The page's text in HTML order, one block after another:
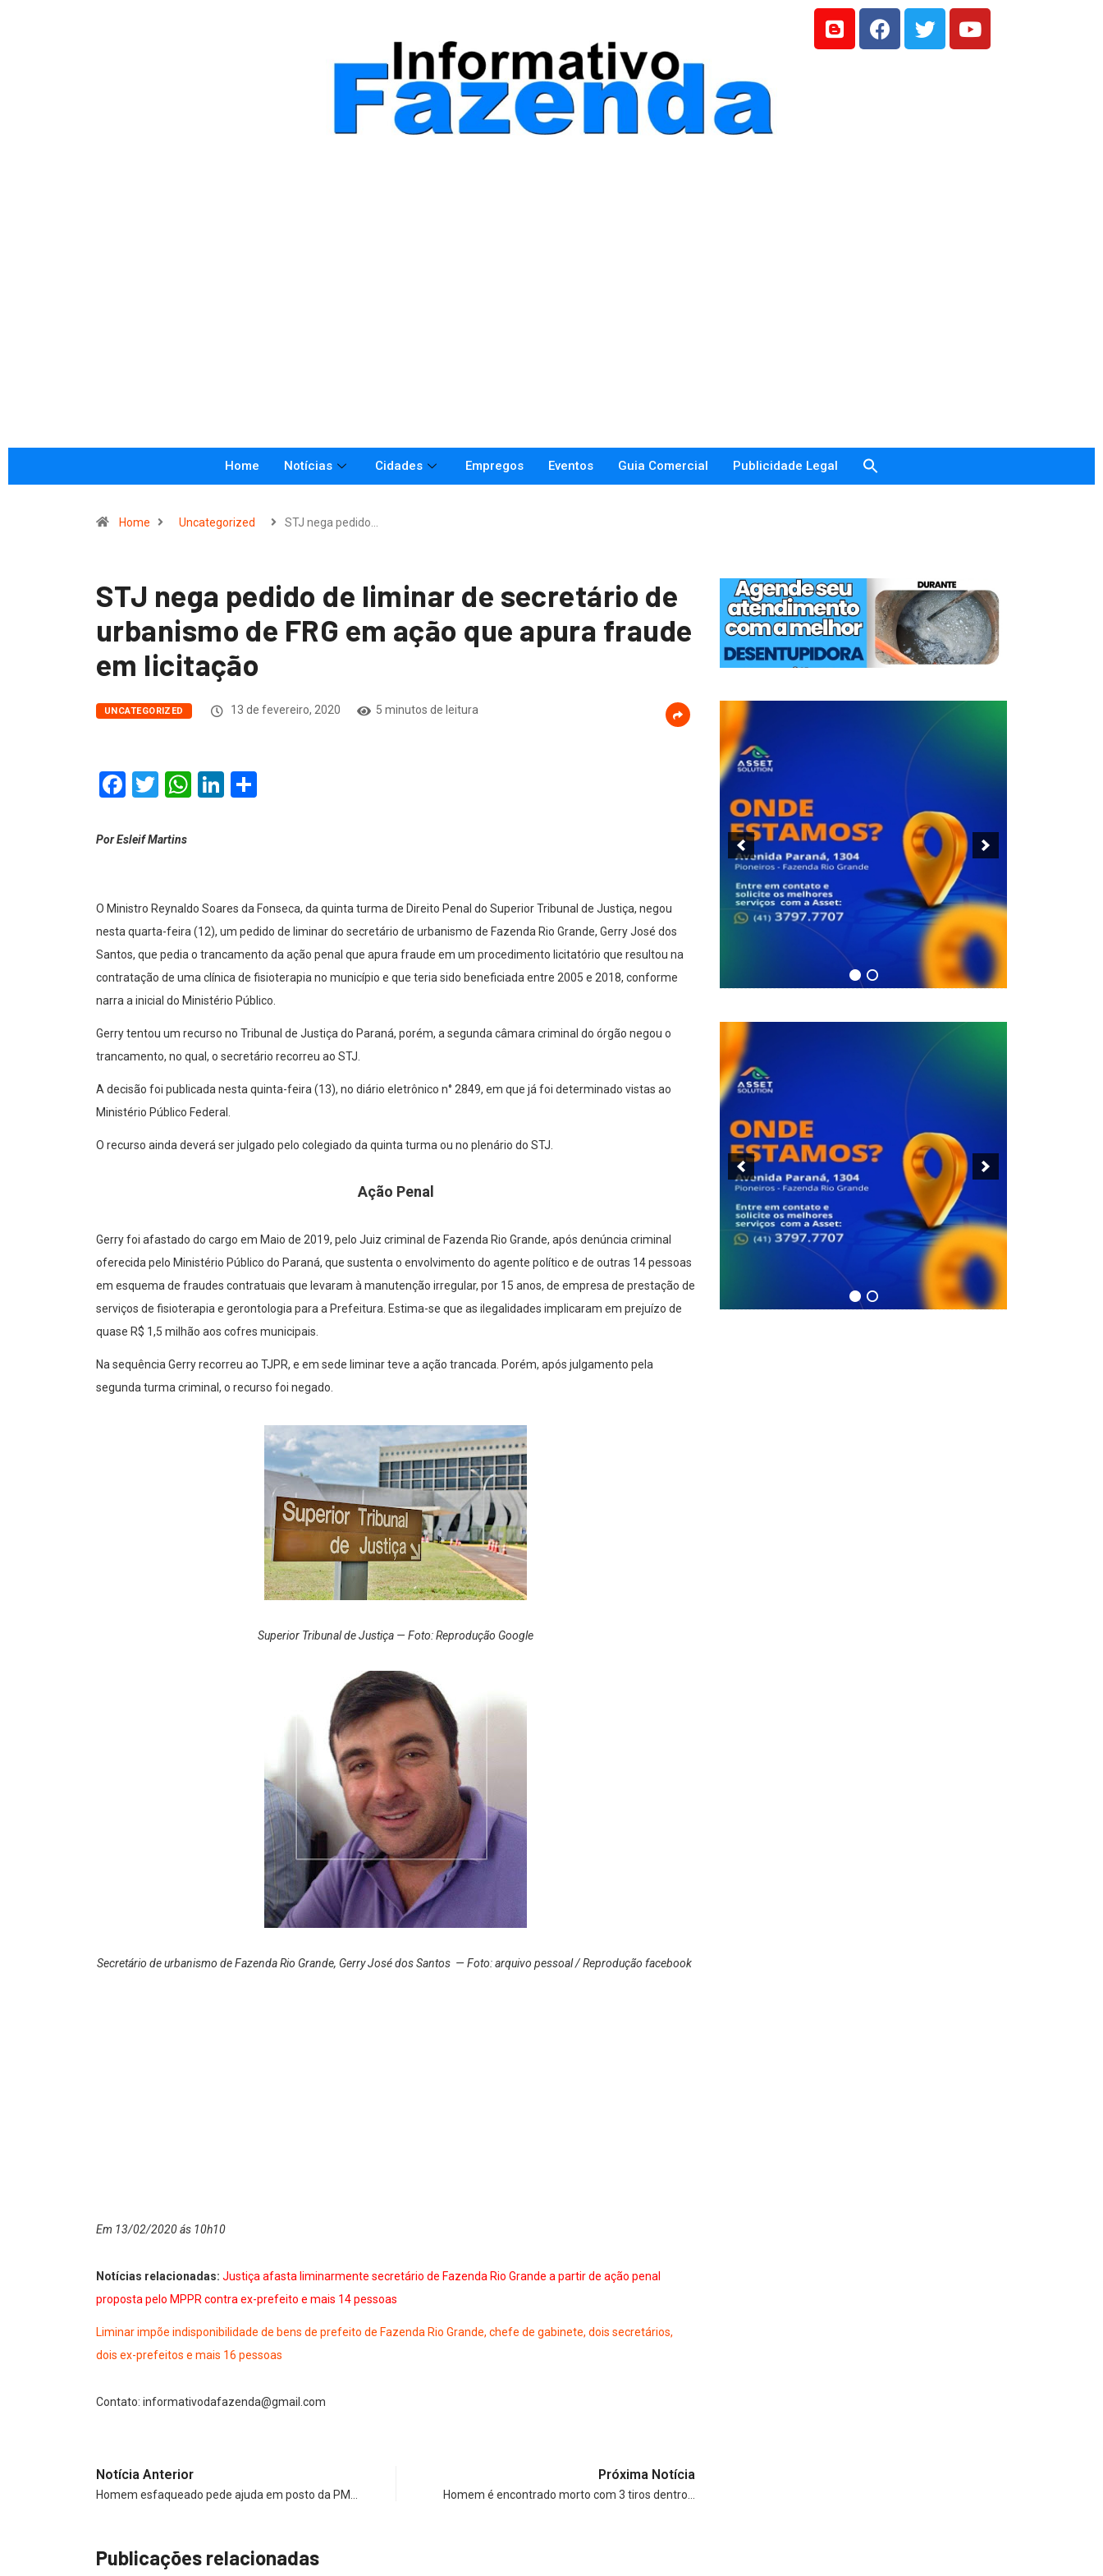
Home Notícias Cidades Empregos Eventos Guia Comercial Publicidade Legal
Home Uncategorized STJ nega pedido…
STJ nega pedido de liminar de secretário de
urbanismo de FRG em ação que apura fraude
em licitação
UNCATEGORIZED 13 de fevereiro, 2020 5 minutos de leitura
Facebook
Twitter
WhatsApp
LinkedIn
Por Esleif Martins
O Ministro Reynaldo Soares da Fonseca, da quinta turma de Direito Penal do Superior Tribunal de Justiça, negou
nesta quarta-feira (12), um pedido de liminar do secretário de urbanismo de Fazenda Rio Grande, Gerry José dos
Santos, que pedia o trancamento da ação penal que apura fraude em um procedimento licitatório que resultou na
contratação de uma clínica de fisioterapia no município e que teria sido beneficiada entre 2005 e 2018, conforme
narra a inicial do Ministério Público.
Gerry tentou um recurso no Tribunal de Justiça do Paraná, porém, a segunda câmara criminal do órgão negou o
trancamento, no qual, o secretário recorreu ao STJ.
A decisão foi publicada nesta quinta-feira (13), no diário eletrônico n° 2849, em que já foi determinado vistas ao
Ministério Público Federal.
O recurso ainda deverá ser julgado pelo colegiado da quinta turma ou no plenário do STJ.
Ação Penal
Gerry foi afastado do cargo em Maio de 2019, pelo Juiz criminal de Fazenda Rio Grande, após denúncia criminal
oferecida pelo Ministério Público do Paraná, que sustenta o envolvimento do agente político e de outras 14 pessoas
em esquema de fraudes contratuais que levaram à manutenção irregular, por 15 anos, de empresa de prestação de
serviços de fisioterapia e gerontologia para a Prefeitura. Estima-se que as ilegalidades implicaram em prejuízo de
quase R$ 1,5 milhão aos cofres municipais.
Na sequência Gerry recorreu ao TJPR, e em sede liminar teve a ação trancada. Porém, após julgamento pela
segunda turma criminal, o recurso foi negado.
Superior Tribunal de Justiça — Foto: Reprodução Google
Secretário de urbanismo de Fazenda Rio Grande, Gerry José dos Santos — Foto: arquivo pessoal / Reprodução facebook
Em 13/02/2020 ás 10h10
Notícias relacionadas: Justiça afasta liminarmente secretário de Fazenda Rio Grande a partir de ação penal
proposta pelo MPPR contra ex-prefeito e mais 14 pessoas
Liminar impõe indisponibilidade de bens de prefeito de Fazenda Rio Grande, chefe de gabinete, dois secretários,
dois ex-prefeitos e mais 16 pessoas
Contato: informativodafazenda@gmail.com
Notícia Anterior
Homem esfaqueado pede ajuda em posto da PM…
Próxima Notícia
Homem é encontrado morto com 3 tiros dentro…
Publicações relacionadas